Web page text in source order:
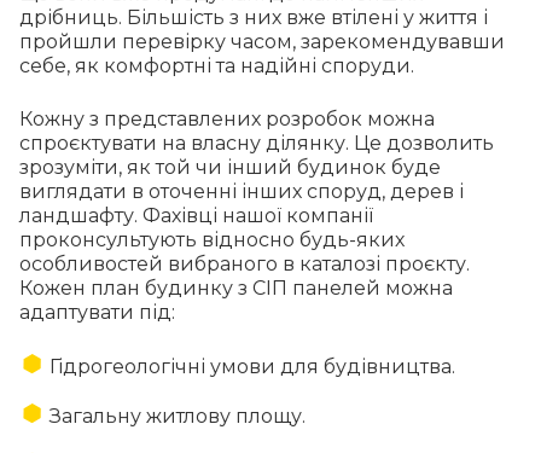
Будівництво за канадською технологією
дозволяє зменшити витрати матеріалів
навантаження припадає на SIP панелі.
Всі елементи конструкції будинку є
екологічно чистими та безпечними для
здоров’я.
дрібниць. Більшість з них вже втілені у життя і
пройшли перевірку часом, зарекомендувавши
себе, як комфортні та надійні споруди.
Кожну з представлених розробок можна
спроєктувати на власну ділянку. Це дозволить
зрозуміти, як той чи інший будинок буде
виглядати в оточенні інших споруд, дерев і
ландшафту. Фахівці нашої компанії
проконсультують відносно будь-яких
особливостей вибраного в каталозі проєкту.
Кожен план будинку з СІП панелей можна
адаптувати під:
Гідрогеологічні умови для будівництва.
Загальну житлову площу.